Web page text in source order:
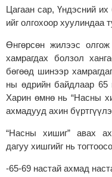
Цагаан сар, Үндэсний
ийг олгохоор хуулиндаа
Өнгөрсөн жилээс
хамрагдах болзол
бөгөөд шинээр
ны өдрийн байдлаар 65
Харин өмнө нь “Насны
ахмадууд ахин
“Насны хишиг” авах
дагуу хишгийг нь
-65-69 настай ахмад